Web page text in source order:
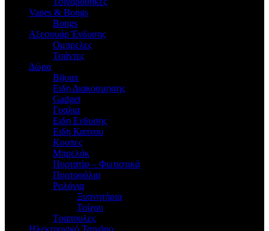
Vapes & Bongs
Bongs
Αξεσουάρ Ένδυσης
Oμπρελες
Τσάντες
Δώρα
Bijoux
Eιδη Διακοσμησης
Gadget
Γυαλια
Ειδη Ενδυσης
Ειδη Καπνου
Κουπες
Μπρελόκ
Πορτατίφ – Φωτιστικά
Πορτοφόλια
Ρολόγια
Ξυπνητήρια
Τοίχου
Τραπουλες
Ηλεκτρονικό Τσιγάρο